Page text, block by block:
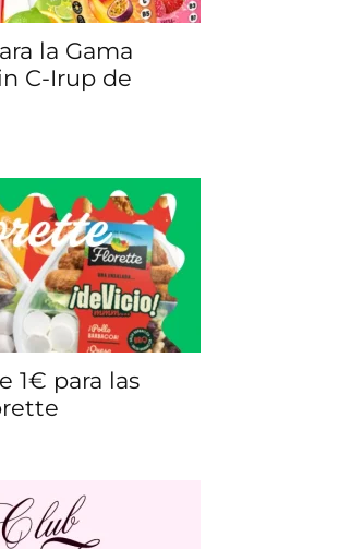
la Gama
C-Irup de
1€ para las